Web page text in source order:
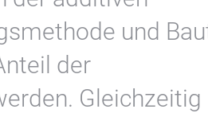
und
der
Gleichzeitig